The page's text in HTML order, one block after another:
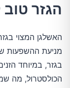
הגזר
האשלגן המצוי
מניעת ההשפעות
בגזר, במיוחד
הכולסטרול, מה